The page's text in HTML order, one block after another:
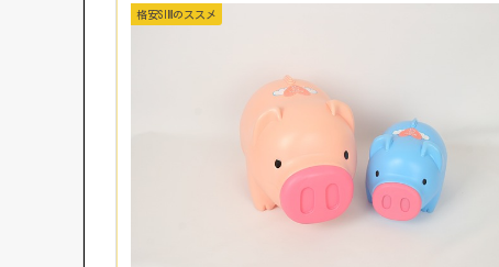
格安SIMのススメ